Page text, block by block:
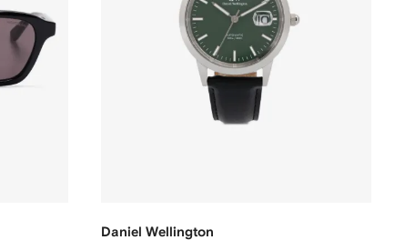
Daniel Wellington